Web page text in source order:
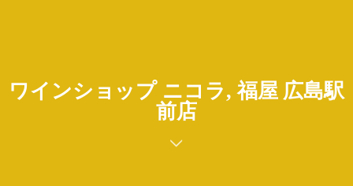
ワインショップ ニコラ, 福屋 広島駅
前店